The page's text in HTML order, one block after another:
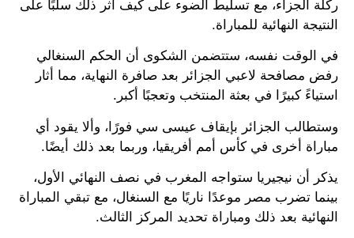
ركلة الجزاء، مع تسليط الضوء على كيف أثر ذلك سلبًا على
النتيجة النهائية للمباراة.
في الوقت نفسه، ستتضمن الشكوى أن الحكم السنغالي
رفض مصافحة لاعبي الجزائر بعد صافرة النهاية، مما أثار
استياءً كبيرًا في بعثة المنتخب وتعجبًا أكبر.
وستطالب الجزائر بإيقاف عيسى سي فورًا، وألا يقود أي
مباراة أخرى في كأس أمم أفريقيا، وربما بعد ذلك أيضًا.
يذكر أن نيجيريا ستواجه المغرب في نصف النهائي الأول،
بينما تضرب مصر موعدًا ناريًا مع السنغال، مع تبقي المباراة
النهائية بعد ذلك ومباراة تحديد المركز الثالث.